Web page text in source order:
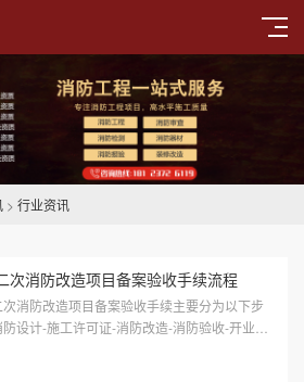
> 行业资讯
次消防改造项目备案验收手续流程
消防改造项目备案验收手续主要分为以下步
设计-施工许可证-消防改造-消防验收-开业前